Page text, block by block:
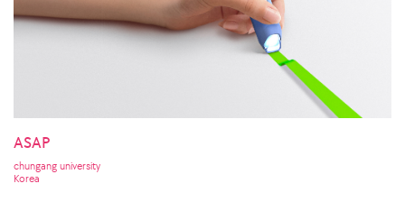
ASAP
chungang university
Korea